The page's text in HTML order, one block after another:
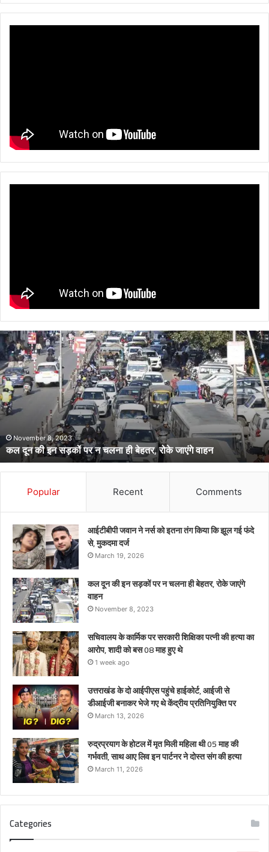
सचिवालय
के
कार्मिक
पर
सरकारी
शिक्षिका
पत्नी
हत्या
का
आरोप,
शादी
08
1 week ago
सचिवालय के कार्मिक पर सरकारी शिक्षिका पत्नी की हत्या का आरोप, शादी को
बस 08 माह हुए थे
Popular Recent Comments
आईटीबीपी जवान ने नर्स को इतना तंग किया कि झूल गई फंदे
से, मुकदमा दर्ज
March 19, 2026
कल दून की इन सड़कों पर न चलना ही बेहतर, रोके जाएंगे
वाहन
November 8, 2023
सचिवालय के कार्मिक पर सरकारी शिक्षिका पत्नी की हत्या का
आरोप, शादी को बस 08 माह हुए थे
1 week ago
उत्तराखंड के दो आईपीएस पहुंचे हाईकोर्ट, आईजी से
डीआईजी बनाकर भेजे गए थे केंद्रीय प्रतिनियुक्ति पर
March 13, 2026
रुद्रप्रयाग के होटल में मृत मिली महिला थी 05 माह की
गर्भवती, साथ आए लिव इन पार्टनर ने दोस्त संग की हत्या
March 11, 2026
Categories